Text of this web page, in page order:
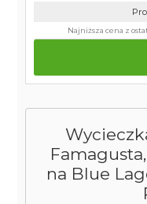
na Blue
Najniższa cena z